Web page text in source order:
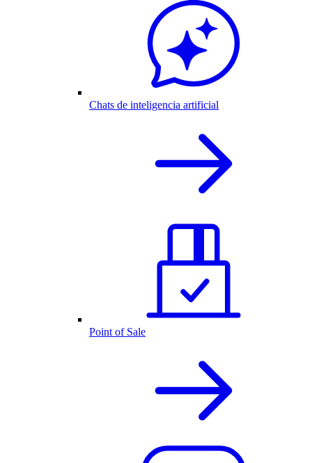
Chats de inteligencia artificial
Point of Sale